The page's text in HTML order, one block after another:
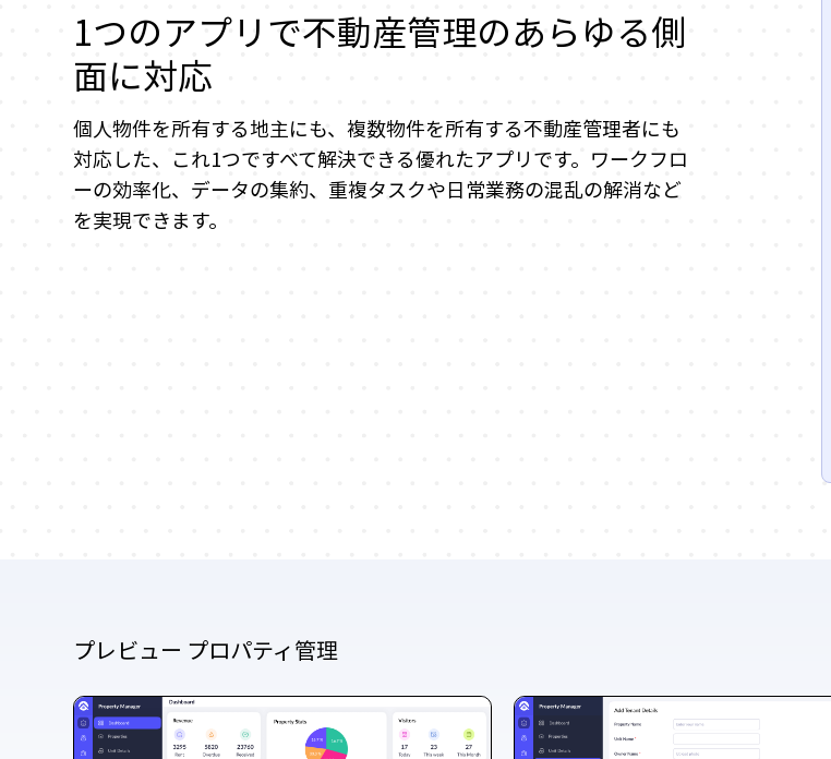
1つのアプリで不動産管理のあらゆる側
面に対応
個人物件を所有する地主にも、複数物件を所有する不動産管理者にも
対応した、これ1つですべて解決できる優れたアプリです。ワークフロ
ーの効率化、データの集約、重複タスクや日常業務の混乱の解消など
を実現できます。
プレビュー プロパティ管理